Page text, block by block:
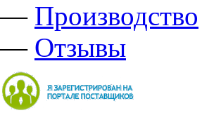
— Производство
— Отзывы